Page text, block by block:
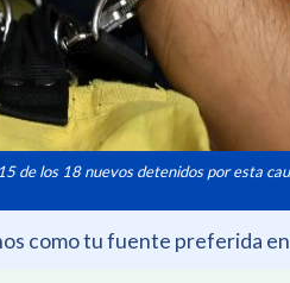
de los 18 nuevos detenidos por esta
como tu fuente preferida en